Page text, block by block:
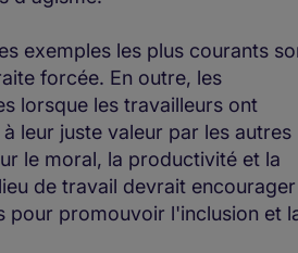
exemples les plus courants
forcée. En outre, les
lorsque les travailleurs ont
leur juste valeur par les autres
le moral, la productivité et la
de travail devrait encourager
pour promouvoir l'inclusion et